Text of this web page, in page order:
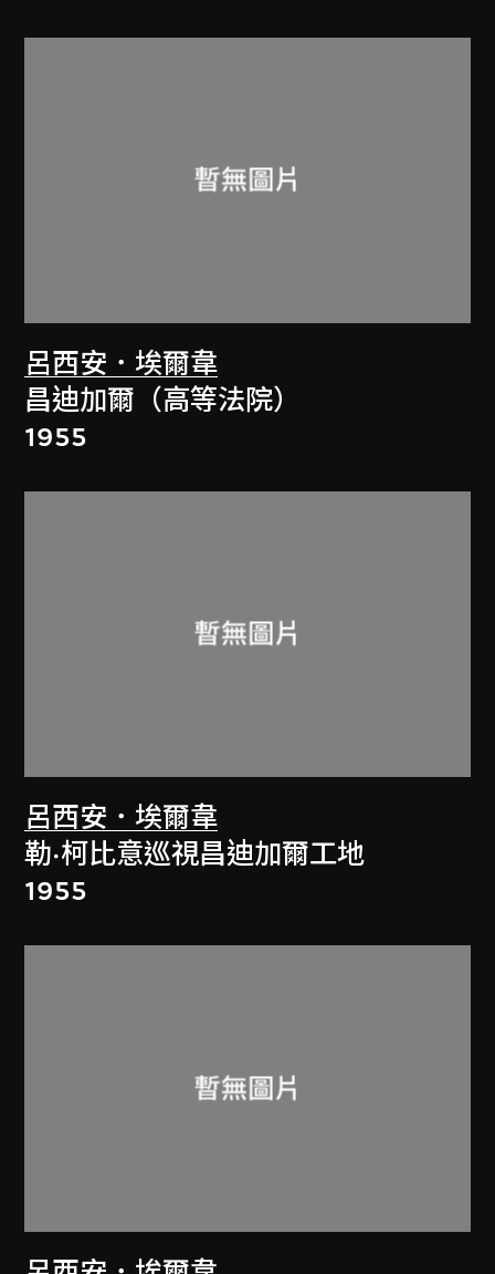
呂西安．埃爾韋
昌迪加爾（高等法院）
1955
呂西安．埃爾韋
勒·柯比意巡視昌迪加爾工地
1955